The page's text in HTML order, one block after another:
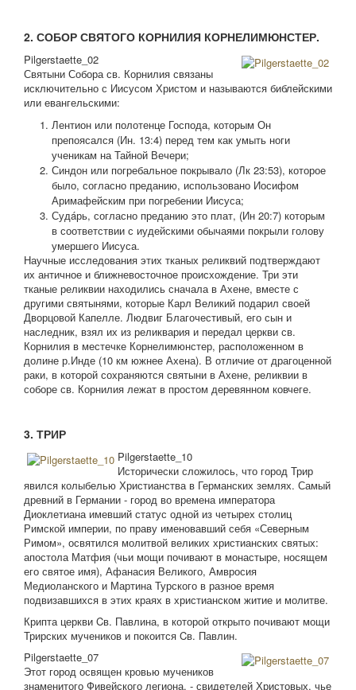
2. СОБОР СВЯТОГО КОРНИЛИЯ КОРНЕЛИМЮНСТЕР.
Pilgerstaette_02
Святыни Собора св. Корнилия связаны
исключительно с Иисусом Христом и называются библейскими
или евангельскими:
Лентион или полотенце Господа, которым Он
препоясался (Ин. 13:4) перед тем как умыть ноги
ученикам на Тайной Вечери;
Синдон или погребальное покрывало (Лк 23:53), которое
было, согласно преданию, использовано Иосифом
Аримафейским при погребении Иисуса;
Судáрь, согласно преданию это плат, (Ин 20:7) которым
в соответствии с иудейскими обычаями покрыли голову
умершего Иисуса.
Научные исследования этих тканых реликвий подтверждают
их античное и ближневосточное происхождение. Три эти
тканые реликвии находились сначала в Ахене, вместе с
другими святынями, которые Карл Великий подарил своей
Дворцовой Капелле. Людвиг Благочестивый, его сын и
наследник, взял их из реликвария и передал церкви св.
Корнилия в местечке Корнелимюнстер, расположенном в
долине р.Инде (10 км южнее Ахена). В отличие от драгоценной
раки, в которой сохраняются святыни в Ахене, реликвии в
соборе св. Корнилия лежат в простом деревянном ковчеге.
3. ТРИР
Pilgerstaette_10
Исторически сложилось, что город Трир
явился колыбелью Христианства в Германских землях. Самый
древний в Германии - город во времена императора
Диоклетиана имевший статус одной из четырех столиц
Римской империи, по праву именовавший себя «Северным
Римом», освятился молитвой великих христианских святых:
апостола Матфия (чьи мощи почивают в монастыре, носящем
его святое имя), Афанасия Великого, Амвросия
Медиоланского и Мартина Турского в разное время
подвизавшихся в этих краях в христианском житие и молитве.
Крипта церкви Cв. Павлина, в которой открыто почивают мощи
Трирских мучеников и покоится Cв. Павлин.
Pilgerstaette_07
Этот город освящен кровью мучеников
знаменитого Фивейского легиона, - свидетелей Христовых, чье